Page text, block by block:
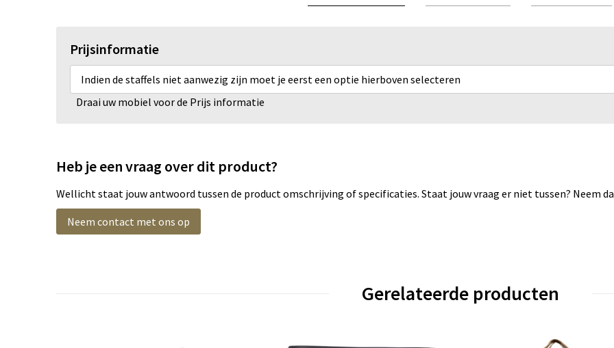
Prijsinformatie
Indien de staffels niet aanwezig zijn moet je eerst een optie hierboven selecteren
Draai uw mobiel voor de Prijs informatie
Heb je een vraag over dit product?
Wellicht staat jouw antwoord tussen de product omschrijving of specificaties. Staat jouw vraag er niet tussen? Neem
Neem contact met ons op
Gerelateerde producten